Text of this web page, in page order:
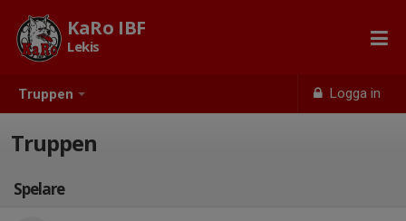
Truppen Logga in
KaRo IBF
Lekis
Truppen
Spelare